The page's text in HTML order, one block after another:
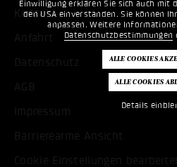
Einwilligung erklären Sie sich auch mit
den USA einverstanden. Sie können
anpassen. Weitere
Datenschutzbestimmungen
Details
Kontakt
Anfahrt
Datenschutz
AGB
Impressum
Barrierearme Ansicht
Cookie Einstellungen